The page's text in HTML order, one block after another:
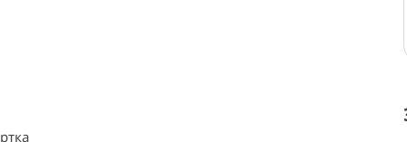
⠀